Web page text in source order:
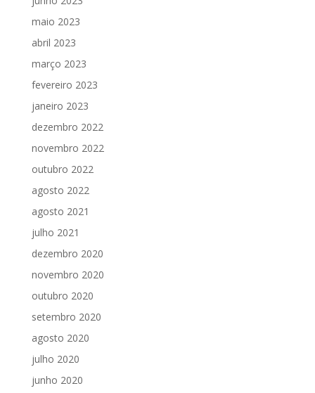
maio 2023
abril 2023
março 2023
fevereiro 2023
janeiro 2023
dezembro 2022
novembro 2022
outubro 2022
agosto 2022
agosto 2021
julho 2021
dezembro 2020
novembro 2020
outubro 2020
setembro 2020
agosto 2020
julho 2020
junho 2020